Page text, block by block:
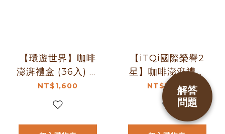
【環遊世界】咖啡
澎湃禮盒 (36入) 禮
盒推薦．伴手禮．
企業送禮｜暖窩咖
啡｜2026中秋禮盒
推薦
NT$1,600
【iTQi國際榮譽2
星】咖啡澎湃禮盒
(36入) 禮盒推薦．
伴手禮．企業送禮
｜暖窩咖啡｜2026
中秋禮盒推薦
NT$1,360解答
問題